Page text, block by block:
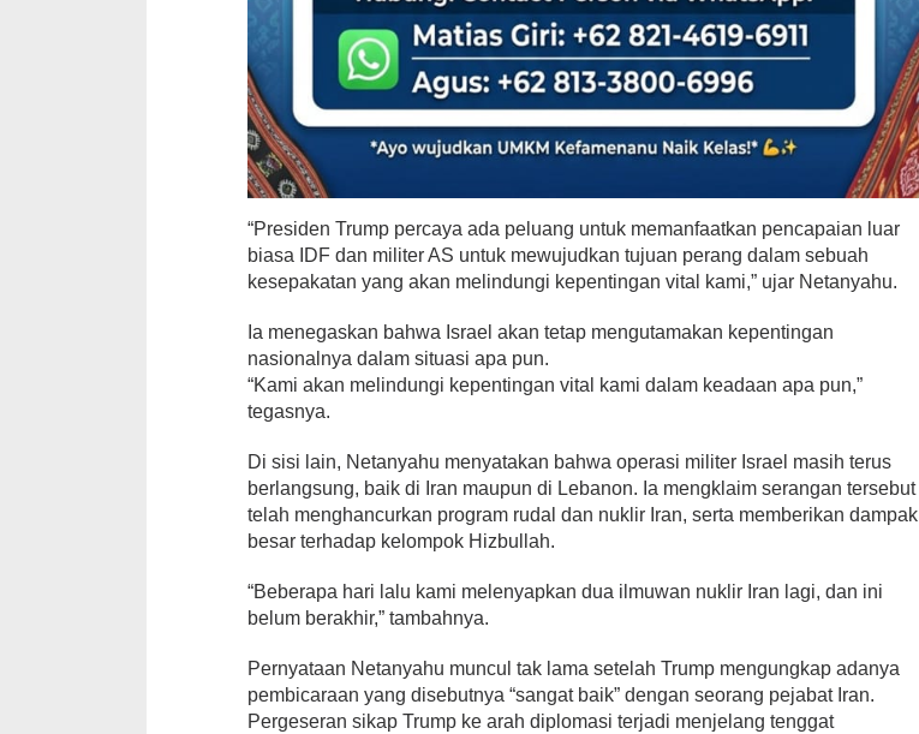
“Presiden Trump percaya ada peluang untuk memanfaatkan pencapaian luar
biasa IDF dan militer AS untuk mewujudkan tujuan perang dalam sebuah
kesepakatan yang akan melindungi kepentingan vital kami,” ujar Netanyahu.
Ia menegaskan bahwa Israel akan tetap mengutamakan kepentingan
nasionalnya dalam situasi apa pun.
“Kami akan melindungi kepentingan vital kami dalam keadaan apa pun,”
tegasnya.
Di sisi lain, Netanyahu menyatakan bahwa operasi militer Israel masih terus
berlangsung, baik di Iran maupun di Lebanon. Ia mengklaim serangan tersebut
telah menghancurkan program rudal dan nuklir Iran, serta memberikan dampak
besar terhadap kelompok Hizbullah.
“Beberapa hari lalu kami melenyapkan dua ilmuwan nuklir Iran lagi, dan ini
belum berakhir,” tambahnya.
Pernyataan Netanyahu muncul tak lama setelah Trump mengungkap adanya
pembicaraan yang disebutnya “sangat baik” dengan seorang pejabat Iran.
Pergeseran sikap Trump ke arah diplomasi terjadi menjelang tenggat